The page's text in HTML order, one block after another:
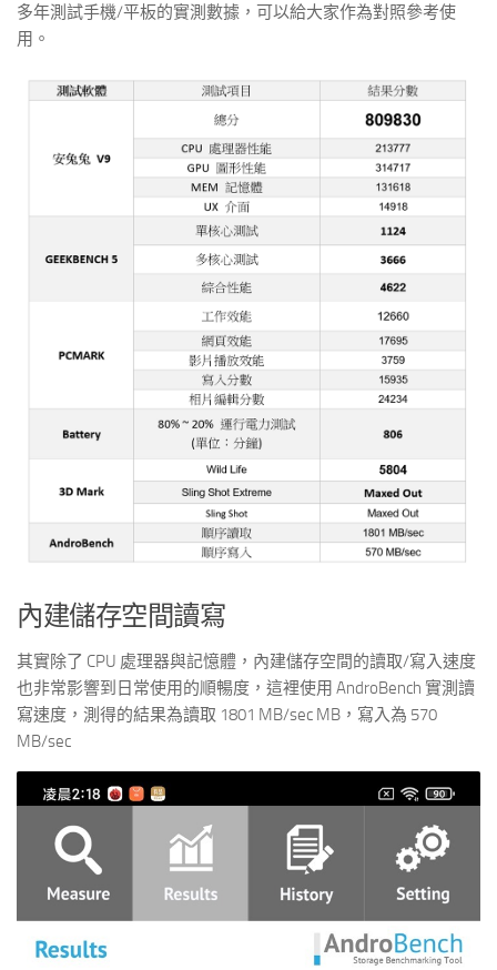
多年測試手機/平板的實測數據，可以給大家作為對照參考使
用。
內建儲存空間讀寫
其實除了 CPU 處理器與記憶體，內建儲存空間的讀取/寫入速度
也非常影響到日常使用的順暢度，這裡使用 AndroBench 實測讀
寫速度，測得的結果為讀取 1801 MB/sec MB，寫入為 570
MB/sec